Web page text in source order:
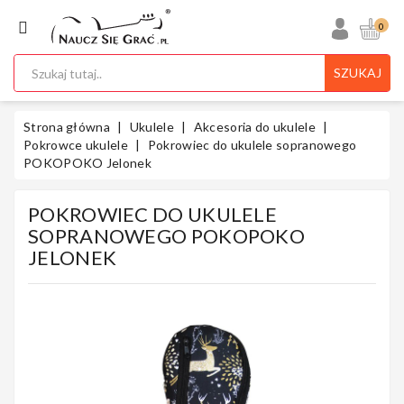
KATEGORIA
Ukulele
0
SZUKAJ
Strona główna Ukulele
Akcesoria do ukulele
Pokrowce ukulele
Pokrowiec do ukulele sopranowego
POKOPOKO Jelonek
POKROWIEC DO UKULELE
SOPRANOWEGO POKOPOKO
JELONEK